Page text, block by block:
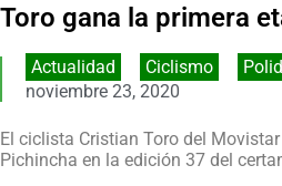
Toro gana la primera
Actualidad Ciclismo
noviembre 23, 2020
El ciclista Cristian Toro del
Pichincha en la edición 37 del